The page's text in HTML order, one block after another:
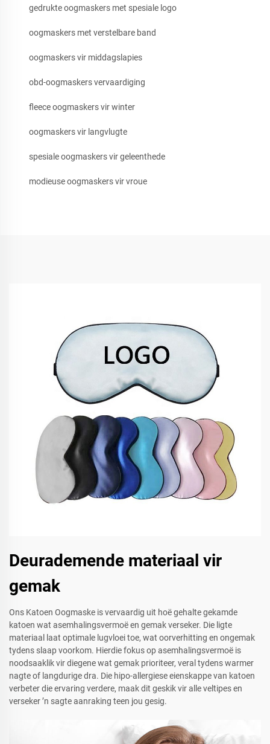
gedrukte oogmaskers met spesiale logo
oogmaskers met verstelbare band
oogmaskers vir middagslapies
obd-oogmaskers vervaardiging
fleece oogmaskers vir winter
oogmaskers vir langvlugte
spesiale oogmaskers vir geleenthede
modieuse oogmaskers vir vroue
Deurademende materiaal vir
gemak
Ons Katoen Oogmaske is vervaardig uit hoë gehalte gekamde
katoen wat asemhalingsvermoë en gemak verseker. Die ligte
materiaal laat optimale lugvloei toe, wat oorverhitting en ongemak
tydens slaap voorkom. Hierdie fokus op asemhalingsvermoë is
noodsaaklik vir diegene wat gemak prioriteer, veral tydens warmer
nagte of langdurige dra. Die hipo-allergiese eienskappe van katoen
verbeter die ervaring verdere, maak dit geskik vir alle veltipes en
verseker ’n sagte aanraking teen jou gesig.